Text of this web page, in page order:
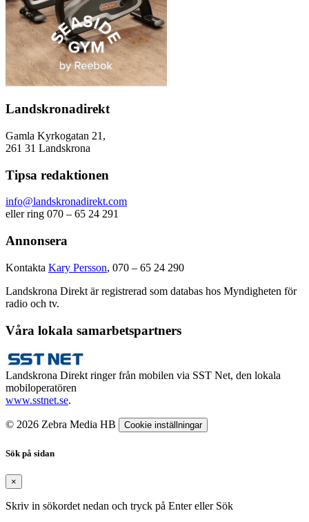
Landskronadirekt
Gamla Kyrkogatan 21,
261 31 Landskrona
Tipsa redaktionen
info@landskronadirekt.com
eller ring 070 – 65 24 291
Annonsera
Kontakta Kary Persson, 070 – 65 24 290
Landskrona Direkt är registrerad som databas hos Myndigheten för
radio och tv.
Våra lokala samarbetspartners
Landskrona Direkt ringer från mobilen via SST Net, den lokala
mobiloperatören
www.sstnet.se.
© 2026 Zebra Media HB Cookie inställningar
Sök på sidan
×
Skriv in sökordet nedan och tryck på Enter eller Sök